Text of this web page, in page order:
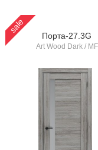
sale
Порта-27.3G
Art Wood Dark / MF